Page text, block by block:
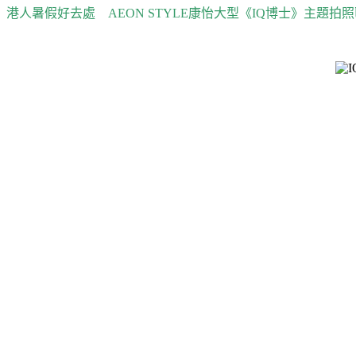
港人暑假好去處 AEON STYLE康怡大型《IQ博士》主題拍